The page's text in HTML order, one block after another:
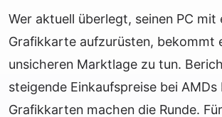
Wer aktuell überlegt, seinen PC mit
Grafikkarte aufzurüsten, bekommt
unsicheren Marktlage zu tun.
steigende Einkaufspreise bei AMDs
Grafikkarten machen die Runde.